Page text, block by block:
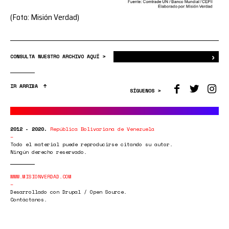
(Foto: Misión Verdad)
CONSULTA NUESTRO ARCHIVO AQUÍ > ›
IR ARRIBA
SÍGUENOS >
2012 - 2020. República Bolivariana de Venezuela
Todo el material puede reproducirse citando su autor.
Ningún derecho reservado.
WWW.MISIONVERDAD.COM
Desarrollado con Drupal / Open Source.
Contáctanos.